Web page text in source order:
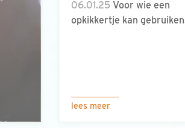
06.01.25 Voor wie een
opkikkertje kan
lees meer